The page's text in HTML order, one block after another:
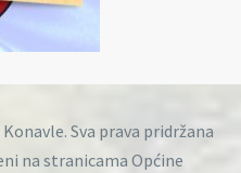
Sva prava pridržana
na stranicama Općine